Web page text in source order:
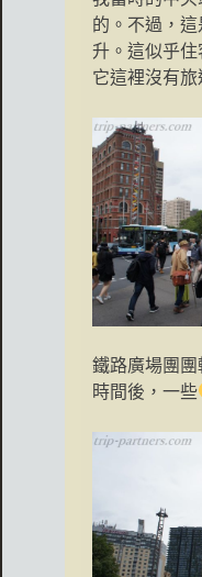
的。不過，
升。這似乎住
它這裡沒有旅
鐵路廣場團
時間後，一些